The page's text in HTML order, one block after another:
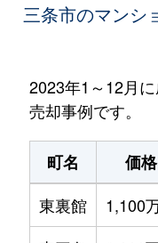
三条市のマンシ
2023年1～12月
売却事例です。
町名 価格
東裏館
1,100